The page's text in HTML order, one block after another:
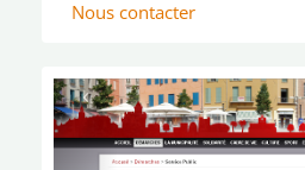
Nous contacter
‹